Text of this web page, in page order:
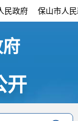
民政府 保山市人
开